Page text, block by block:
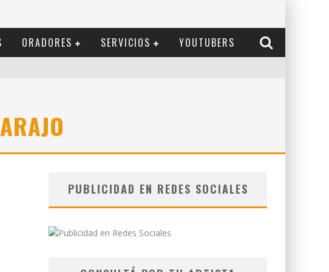
ORADORES SERVICIOS YOUTUBERS
PUBLICIDAD EN REDES SOCIALES